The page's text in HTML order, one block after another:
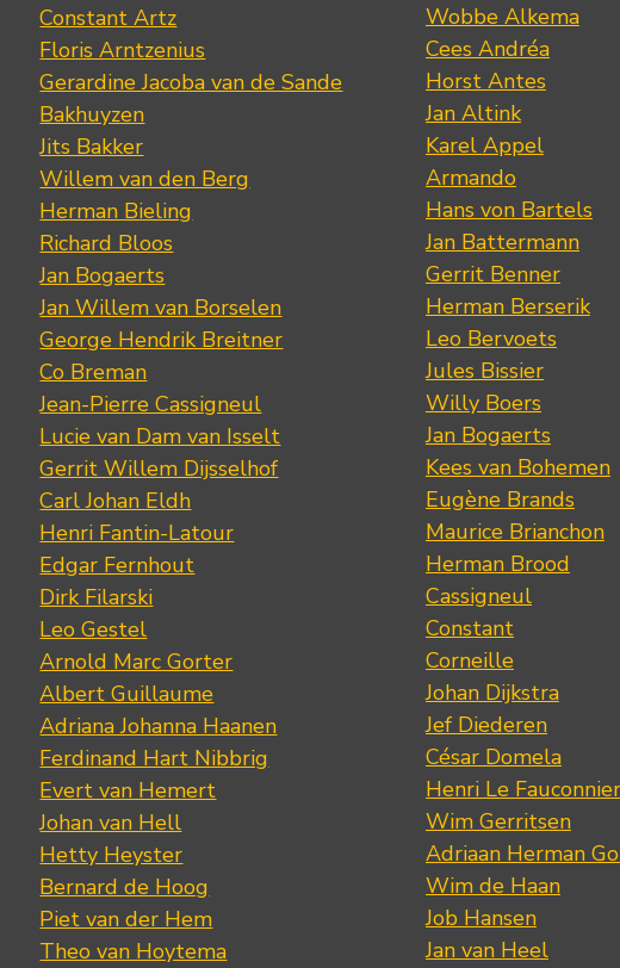
Constant Artz
Floris Arntzenius
Gerardine Jacoba van de Sande
Bakhuyzen
Jits Bakker
Willem van den Berg
Herman Bieling
Richard Bloos
Jan Bogaerts
Jan Willem van Borselen
George Hendrik Breitner
Co Breman
Jean-Pierre Cassigneul
Lucie van Dam van Isselt
Gerrit Willem Dijsselhof
Carl Johan Eldh
Henri Fantin-Latour
Edgar Fernhout
Dirk Filarski
Leo Gestel
Arnold Marc Gorter
Albert Guillaume
Adriana Johanna Haanen
Ferdinand Hart Nibbrig
Evert van Hemert
Johan van Hell
Hetty Heyster
Bernard de Hoog
Piet van der Hem
Theo van Hoytema
Wobbe Alkema
Cees Andréa
Horst Antes
Jan Altink
Karel Appel
Armando
Hans von Bartels
Jan Battermann
Gerrit Benner
Herman Berserik
Leo Bervoets
Jules Bissier
Willy Boers
Jan Bogaerts
Kees van Bohemen
Eugène Brands
Maurice Brianchon
Herman Brood
Cassigneul
Constant
Corneille
Johan Dijkstra
Jef Diederen
César Domela
Henri Le Fauconnier
Wim Gerritsen
Adriaan Herman
Wim de Haan
Job Hansen
Jan van Heel